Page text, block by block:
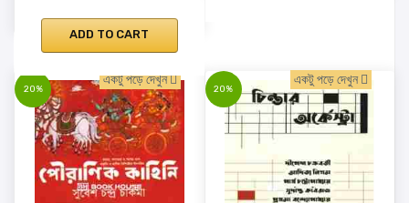
ADD TO CART
20%
একটু পড়ে দেখুন
20%
একটু পড়ে দেখুন